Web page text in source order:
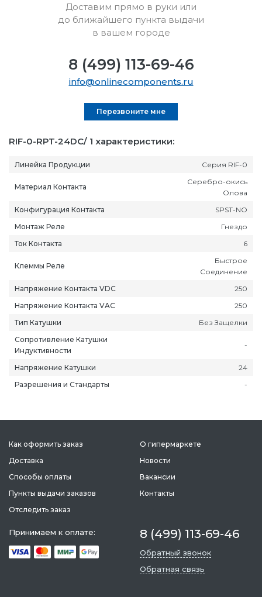
RIF-0-RPT-24DC/ 1 характеристики:
Линейка Продукции Серия RIF-0
Материал Контакта
Серебро-окись
Олова
Конфигурация Контакта
SPST-NO
Монтаж Реле
Гнездо
Ток Контакта
6
Клеммы Реле
Быстрое
Соединение
Напряжение Контакта VDC
250
Напряжение Контакта VAC
250
Тип Катушки
Без Защелки
Сопротивление Катушки
Индуктивности
-
Напряжение Катушки
24
Разрешения и Стандарты
-
Доставим прямо в руки или
до ближайшего пункта выдачи
в вашем городе
8 (499) 113-69-46
info@onlinecomponents.ru
Перезвоните мне
Как оформить заказ
Доставка
Способы оплаты
Пункты выдачи заказов
Отследить заказ
О гипермаркете
Новости
Вакансии
Контакты
Принимаем к оплате: 8 (499) 113-69-46
Обратный звонок
Обратная связь
Магас
Новокузнецк
Новороссийск
Новосибирск
Подольск